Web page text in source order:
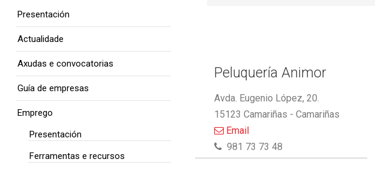
Peluquería Animor
Avda. Eugenio López, 20.
15123 Camariñas - Camariñas
Email
981 73 73 48
Presentación
Actualidade
Axudas e convocatorias
Guía de empresas
Emprego
Presentación
Ferramentas e recursos